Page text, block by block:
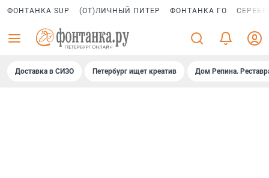
ФОНТАНКА SUP (ОТ)ЛИЧНЫЙ ПИТЕР ФОНТАНКА ГО
Доставка в СИЗО Петербург ищет креатив Дом Репина.